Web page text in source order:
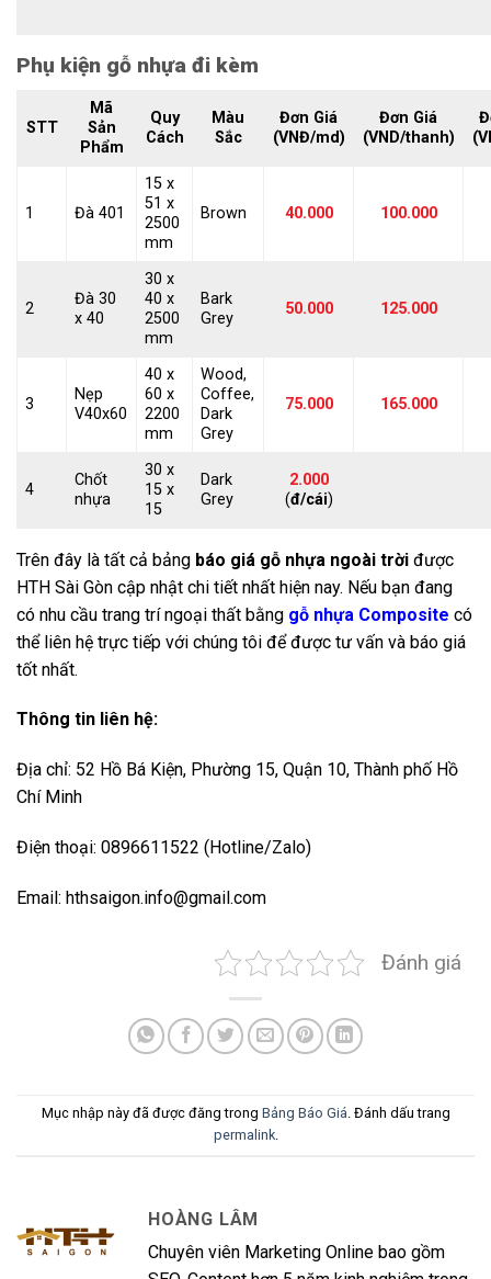
Phụ kiện gỗ nhựa đi kèm
STT
Mã
Sản
Phẩm
Quy
Cách
Màu
Sắc
Đơn Giá
(VNĐ/md)
Đơn Giá
(VND/thanh)
1 Đà 401
15 x
51 x
2500
mm
Brown 40.000 100.000
2
Đà 30
x 40
30 x
40 x
2500
mm
Bark
Grey
50.000 125.000
3
Nẹp
V40x60
40 x
60 x
2200
mm
Wood,
Coffee,
Dark
Grey
75.000 165.000
4
Chốt
nhựa
30 x
15 x
15
Dark
Grey
2.000
(đ/cái)
Trên đây là tất cả bảng báo giá gỗ nhựa ngoài trời được
HTH Sài Gòn cập nhật chi tiết nhất hiện nay. Nếu bạn đang
có nhu cầu trang trí ngoại thất bằng gỗ nhựa Composite có
thể liên hệ trực tiếp với chúng tôi để được tư vấn và báo giá
tốt nhất.
Thông tin liên hệ:
Địa chỉ: 52 Hồ Bá Kiện, Phường 15, Quận 10, Thành phố Hồ
Chí Minh
Điện thoại: 0896611522 (Hotline/Zalo)
Email: hthsaigon.info@gmail.com
Đánh giá
Mục nhập này đã được đăng trong Bảng Báo Giá. Đánh dấu trang
permalink.
HOÀNG LÂM
Chuyên viên Marketing Online bao gồm